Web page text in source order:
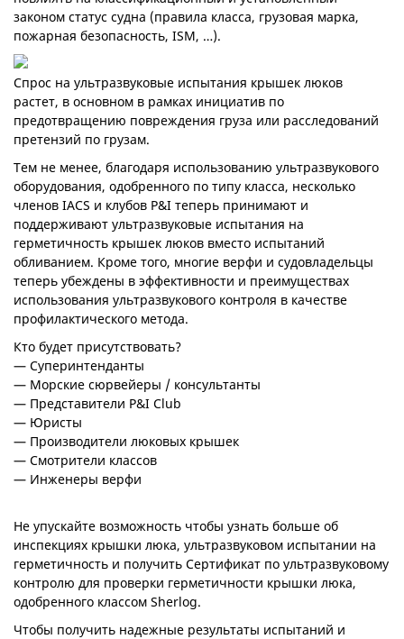
законом статус судна (правила класса, грузовая марка,
пожарная безопасность, ISM, …).
Спрос на ультразвуковые испытания крышек люков
растет, в основном в рамках инициатив по
предотвращению повреждения груза или расследований
претензий по грузам.
Тем не менее, благодаря использованию ультразвукового
оборудования, одобренного по типу класса, несколько
членов IACS и клубов P&I теперь принимают и
поддерживают ультразвуковые испытания на
герметичность крышек люков вместо испытаний
обливанием. Кроме того, многие верфи и судовладельцы
теперь убеждены в эффективности и преимуществах
использования ультразвукового контроля в качестве
профилактического метода.
Кто будет присутствовать?
— Суперинтенданты
— Морские сюрвейеры / консультанты
— Представители P&I Club
— Юристы
— Производители люковых крышек
— Смотрители классов
— Инженеры верфи
Не упускайте возможность чтобы узнать больше об
инспекциях крышки люка, ультразвуковом испытании на
герметичность и получить Сертификат по ультразвуковому
контролю для проверки герметичности крышки люка,
одобренного классом Sherlog.
Чтобы получить надежные результаты испытаний и